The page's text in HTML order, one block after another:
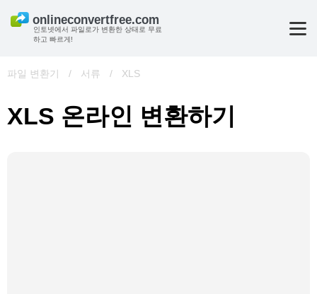
인토넷에서 파일로가 변환한 상태로 무료
하고 빠르게!
파일 변환기 / 서류 / XLS
XLS 온라인 변환하기